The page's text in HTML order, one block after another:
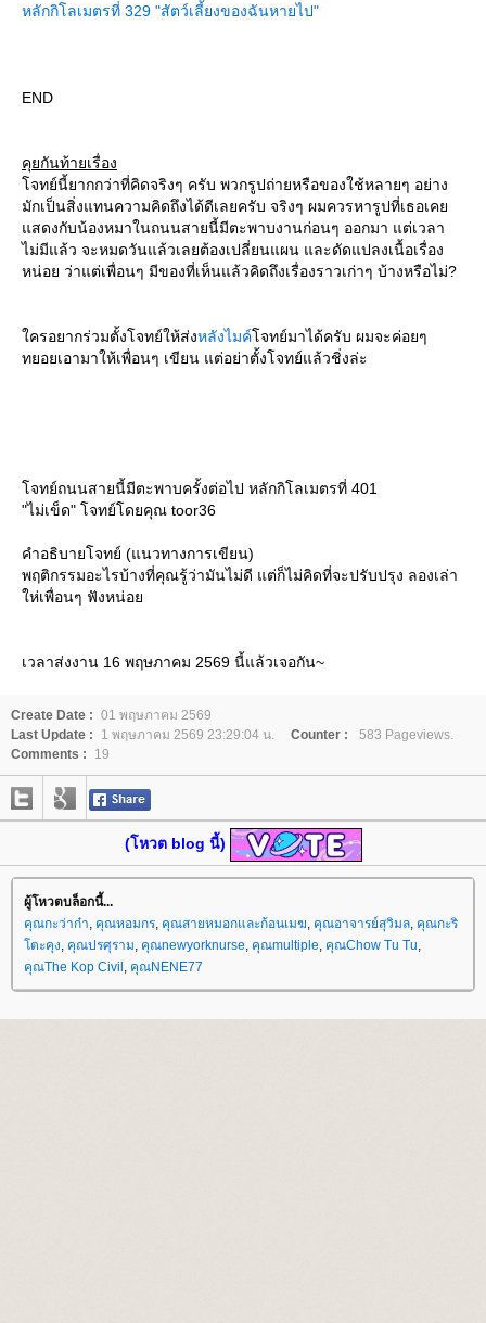
หลักกิโลเมตรที่ 329 "สัตว์เลี้ยงของฉันหายไป"
END
คุยกันท้ายเรื่อง
จทย์นี้ยากกว่าที่คิดจริงๆ ครับ พวกรูปถ่ายหรือของใช้หลายๆ อย่าง
มักเป็นสิ่งแทนความคิดถึงได้ดีเลยครับ จริงๆ ผมควรหารูปที่เธอเค
สดงกับน้องหมาในถนนสายนี้มีตะพาบงานก่อนๆ ออกมา แต่เวลา
ไม่มีแล้ว จะหมดวันแล้วเลยต้องเปลี่ยนแผน และดัดแปลงเนื้อเรื่อง
หน่อย ว่าแต่เพื่อนๆ มีของที่เห็นแล้วคิดถึงเรื่องราวเก่าๆ บ้างหรือไม่?
ครอยากร่วมตั้งโจทย์ให้ส่งหลังไมค์จทย์มาได้ครับ ผมจะค่อยๆ
ทยอยเอามาให้เพื่อนๆ เขียน แต่อย่าตั้งโจทย์แล้วชิ่งล่ะ
จทย์ถนนสายนี้มีตะพาบครั้งต่อไป หลักกิโลเมตรที่ 401
"ไม่เข็ด" โจทย์โดยคุณ toor36
คำอธิบายโจทย์ (แนวทางการเขียน)
พฤติกรรมอะไรบ้างที่คุณรู้ว่ามันไม่ดี แต่ก็ไม่คิดที่จะปรับปรุง ลองเล่า
ห่เพื่อนๆ ฟังหน่อ
เวลาส่งงาน 16 พฤษภาคม 2569 นี้แล้วเจอกัน~
Create Date : 01 พฤษภาคม 2569
Last Update :
1 พฤษภาคม 2569 23:29:04 น. Counter :
583 Pageviews.
Comments :
19
(โหวต blog นี้)
ผู้โหวตบล็อกนี้...
คุณกะว่าก๋า, คุณหอมกร, คุณสายหมอกและก้อนเมฆ, คุณอาจารย์สุวิมล, คุณกะริ
ตะคุง, คุณปรศุราม, คุณnewyorknurse, คุณmultiple, คุณChow Tu Tu,
คุณThe Kop Civil , คุณNENE77